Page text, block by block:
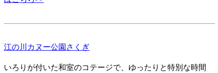
江の川カヌー公園さくぎ
いろりが付いた和室のコテージで、ゆったりと特別な時間